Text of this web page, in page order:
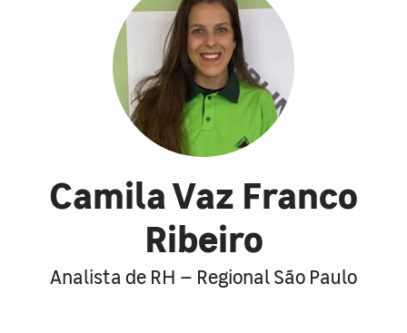
Camila Vaz Franco
Ribeiro
Analista de RH – Regional São Paulo